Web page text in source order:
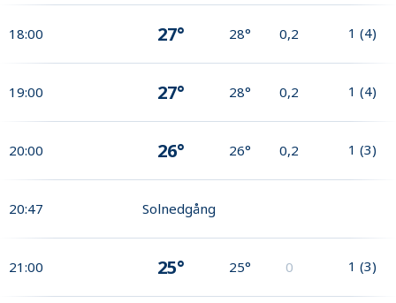
18:00 27° 28° 0,2 1 (4)
19:00 27° 28° 0,2 1 (4)
20:00 26° 26° 0,2 1 (3)
20:47 Solnedgång
21:00 25° 25° 0 1 (3)